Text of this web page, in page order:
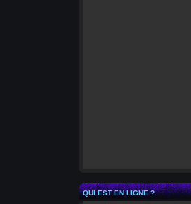
QUI EST EN LIGNE ?